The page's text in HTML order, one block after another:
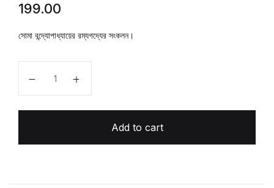
199.00
সোমা বন্দ্যোপাধ্যায়ের রম্যগদ্যের সংকলন।
Add to cart